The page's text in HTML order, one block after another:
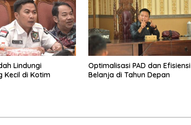
Lindungi
Kecil di Kotim
Optimalisasi PAD dan Efisiensi
Belanja di Tahun Depan